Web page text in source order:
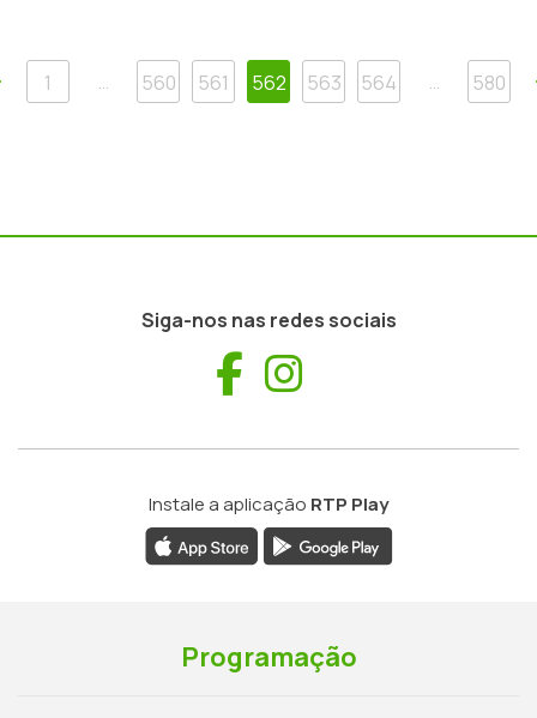
Anterior
1 … 560 561 562 563 564 … 580
Siga-nos nas redes sociais
Facebook
Instale a aplicação RTP Play
Programação